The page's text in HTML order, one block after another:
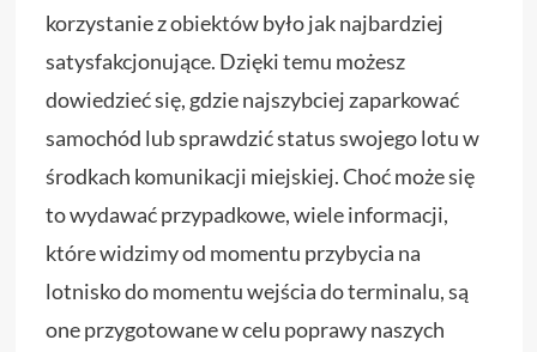
korzystanie z obiektów było jak najbardziej
satysfakcjonujące. Dzięki temu możesz
dowiedzieć się, gdzie najszybciej zaparkować
samochód lub sprawdzić status swojego lotu w
środkach komunikacji miejskiej. Choć może się
to wydawać przypadkowe, wiele informacji,
które widzimy od momentu przybycia na
lotnisko do momentu wejścia do terminalu, są
one przygotowane w celu poprawy naszych